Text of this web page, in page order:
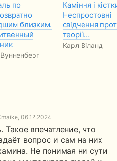
по
близким.
Каміння і
Неспростовні
свідчення
теорії…
Карл Віланд
, 06.12.2024
Такое впечатление, что
вопрос и сам на них
Не понимая ни сути